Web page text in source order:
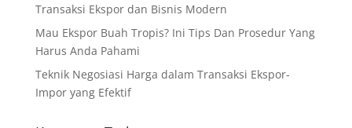
Transaksi Ekspor dan Bisnis Modern
Mau Ekspor Buah Tropis? Ini Tips Dan Prosedur Yang
Harus Anda Pahami
Teknik Negosiasi Harga dalam Transaksi Ekspor-
Impor yang Efektif